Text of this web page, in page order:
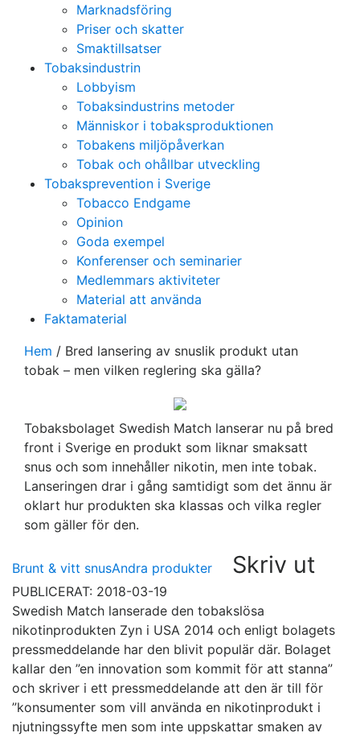
Marknadsföring
Priser och skatter
Smaktillsatser
Tobaksindustrin
Lobbyism
Tobaksindustrins metoder
Människor i tobaksproduktionen
Tobakens miljöpåverkan
Tobak och ohållbar utveckling
Tobaksprevention i Sverige
Tobacco Endgame
Opinion
Goda exempel
Konferenser och seminarier
Medlemmars aktiviteter
Material att använda
Faktamaterial
Hem / Bred lansering av snuslik produkt utan
tobak – men vilken reglering ska gälla?
Tobaksbolaget Swedish Match lanserar nu på bred
front i Sverige en produkt som liknar smaksatt
snus och som innehåller nikotin, men inte tobak.
Lanseringen drar i gång samtidigt som det ännu är
oklart hur produkten ska klassas och vilka regler
som gäller för den.
Brunt & vitt snusAndra produkter Skriv ut
PUBLICERAT: 2018-03-19
Swedish Match lanserade den tobakslösa
nikotinprodukten Zyn i USA 2014 och enligt bolagets
pressmeddelande har den blivit populär där. Bolaget
kallar den ”en innovation som kommit för att stanna”
och skriver i ett pressmeddelande att den är till för
”konsumenter som vill använda en nikotinprodukt i
njutningssyfte men som inte uppskattar smaken av